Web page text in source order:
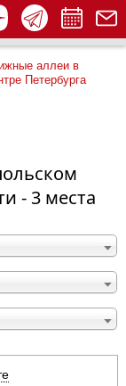
аллеи в
Петербурга
- 3 места